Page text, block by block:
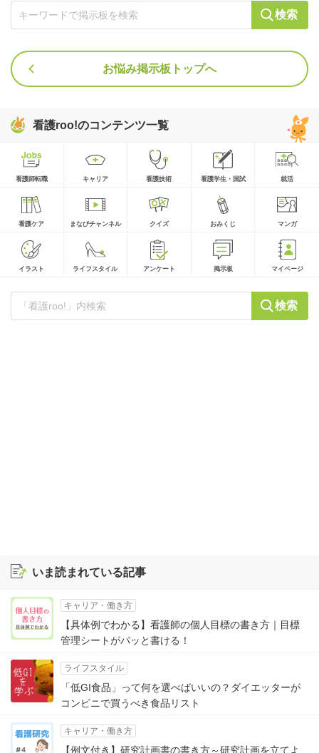
検索
お悩み掲示板トップへ
看護roo!のコンテンツ一覧
看護師転職 キャリア 看護技術 看護学生・国試 就活
看護ケア まなびチャンネル クイズ おみくじ マンガ
イラスト ライフスタイル アンケート 掲示板 マイページ
検索
いま読まれている記事
キャリア・働き方
【具体例でわかる】看護師の個人目標の書き方｜目標
管理シートがパッと書ける！
ライフスタイル
「低GI食品」って何を選べばいいの？ダイエッターが
コンビニで買うべき食品リスト
キャリア・働き方
【例文付き】研究計画書の書き方～研究計画を立てよ